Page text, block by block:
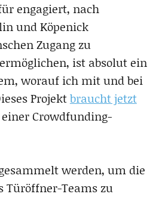
engagiert, nach
und Köpenick
Zugang zu
ist absolut ein
worauf ich mit und bei
Projektbraucht jetzt
Crowdfunding-
werden, um die
Türöffner-Teams zu